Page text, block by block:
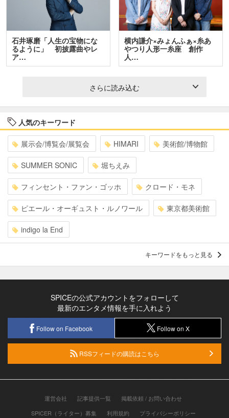
石井琢磨「人生の宝物にな
るように」 初披露曲やレ
ア…
横内謙介×みょんふぁ×糸あ
やつり人形一糸座 創作
人…
さらに読み込む
人気のキーワード
展示会/博覧会/展覧会 HIMARI 美術館/博物館
SUMMER SONIC 堀ちえみ
フィンセント・ファン・ゴッホ クロード・モネ
ピエール・オーギュスト・ルノワール 東京都美術館
indigo la End
キーワードをもっと見る
SPICEの公式アカウントをフォローして
最新のエンタメ情報を手に入れよう
Follow on Facebook Follow on X
RSSフィードの購読はこちら
運営会社 記事提供一覧
掲載依頼 / お問い合わせ
SPICER（ライター）募集
利用規約 プライバシーポリシー